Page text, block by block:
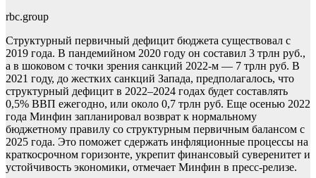
rbc.group
Структурный первичный дефицит бюджета существовал с
2019 года. В пандемийном 2020 году он составил 3 трлн руб.,
а в шоковом с точки зрения санкций 2022-м — 7 трлн руб. В
2021 году, до жестких санкций Запада, предполагалось, что
структурный дефицит в 2022–2024 годах будет составлять
0,5% ВВП ежегодно, или около 0,7 трлн руб. Еще осенью 2022
года Минфин запланировал возврат к нормальному
бюджетному правилу со структурным первичным балансом с
2025 года. Это поможет сдержать инфляционные процессы на
краткосрочном горизонте, укрепит финансовый суверенитет и
устойчивость экономики, отмечает Минфин в пресс-релизе.